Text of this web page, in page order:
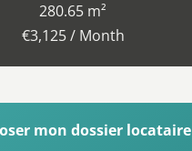
280.65 m²
€3,125 / Month
mon dossier locataire